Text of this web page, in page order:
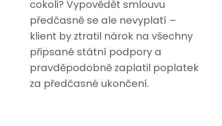
cokoli? Vypovědět smlouvu
předčasně se ale nevyplatí –
klient by ztratil nárok na všechny
připsané státní podpory a
pravděpodobně zaplatil poplatek
za předčasné ukončení.